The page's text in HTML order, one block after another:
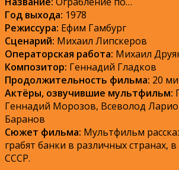
Год выхода: 1978
Режиссура: Ефим Гамбург
Сценарий: Михаил Липскеров
Операторская работа: Михаил
Композитор: Геннадий Гладков
Продолжительность фильма: 20
Актёры, озвучившие мультфильм:
Геннадий Морозов, Всеволод
Баранов
Сюжет фильма: Мультфильм
грабят банки в различных странах,
СССР.